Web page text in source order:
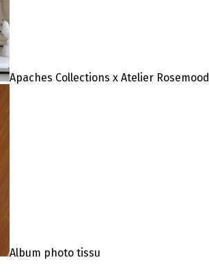
Apaches Collections x Atelier Rosemood
Album photo tissu